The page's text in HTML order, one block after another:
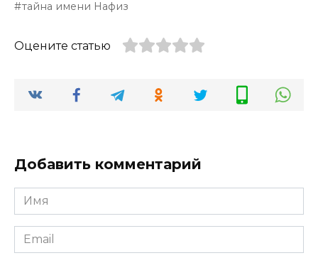
тайна имени Нафиз
Оцените статью
Добавить комментарий
Имя
*
Email
*